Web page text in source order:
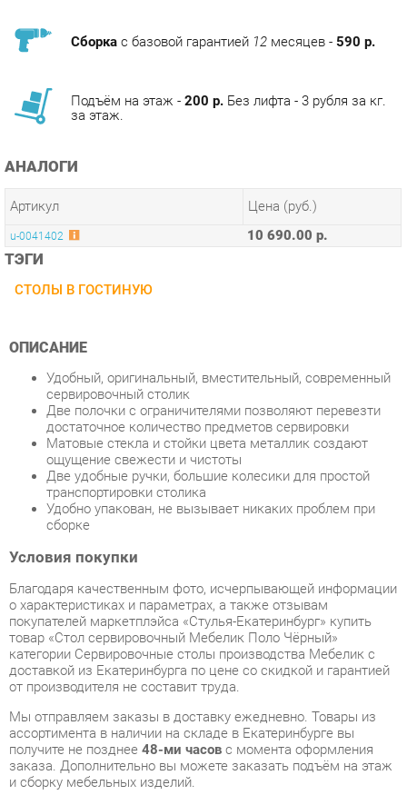
Подъём на этаж -200 р.Без лифта - 3 рубля за кг.
АНАЛОГИ
ТЭГИ
СТОЛЫ В ГОСТИНУЮ
ОПИСАНИЕ
Две полочки с ограничителями позволяют перевезти
Матовые стекла и стойки цвета металлик создают
ощущение свежести и чистоты
Две удобные ручки, большие колесики для простой
транспортировки столика
Удобно упакован, не вызывает никаких проблем при
сборке
Условия покупки
Благодаря качественным фото, исчерпывающей информации
о характеристиках и параметрах, а также отзывам
товар «Стол сервировочный Мебелик Поло Чёрный»
доставкой из Екатеринбурга по цене со скидкой и гарантией
от производителя не составит труда.
Мы отправляем заказы в доставку ежедневно. Товары из
ассортимента в наличии на складе в Екатеринбурге вы
получите не позднее48-ми часов с момента оформления
заказа. Дополнительно вы можете заказать подъём на этаж
Срок доставки в другие регионы, и для товаров, находящихся
на складах производителей, рассчитывается индивидуально.
Уточнить наличие, срок и стоимость доставки вы можете
через формуобратной связи.